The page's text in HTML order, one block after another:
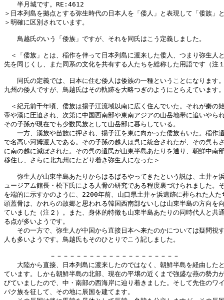
半月城です。RE:4612
＞日本列島を拠点とする弥生時代の日本人を「倭人」と表現して「倭族」
＞明確に区別されています。
鳥越氏のいう「倭族」ですが、それを同氏はこう定義しました。
＜「倭族」とは、稲作を伴って日本列島に渡来した倭人、つまり弥生人
先を同じくし、また同系の文化を共有する人たちを総称した用語です（注
同氏の定義では、日本に住む倭人は倭族の一種ということになります
九州の倭人ですが、鳥越氏はその軌跡を大略つぎのようにとらえています
＜紀元前千年頃、倭族は揚子江流域以南に広く住んでいた。それが秦の
帝や漢に圧迫され、次第に中国西南部や東南アジアの山岳地帯に追いやら
その子孫が現在でも少数民族として山岳部に暮らしている。
一方、漢族や苗族に押され、揚子江を東に向かった倭族もいた。稲作
で名高い河姆渡人である。その子孫の越人は呉に統合されたが、その呉も
に南の越に滅ぼされた。その呉の遺民が山東半島あたりを通り、朝鮮中南
移住し、さらに北九州にたどり着き弥生人になった＞
弥生人が山東半島あたりからはるばるやってきたという説は、土井ヶ
ュージアム館長・松下氏による人骨の研究である程度裏づけられました。
を端的に示すかのように、2200年前、山口県土井ヶ浜遺跡に葬られた人た
頭蓋骨は、かれらの故郷と思われる韓国西南部ないしは山東半島の方向を
ていました（注２）。また、身体的特徴も山東半島あたりの同時代人と共
る点が多いようです。
その一方で、弥生人が中国から直接日本へ来たのかについては疑問視
人も多いようです。鳥越氏もそのひとりでこう記しました。
－－－－－－－－－－－－－－－－－－－－
大陸から直接、日本列島に渡来したのではなく、朝鮮半島を経由した
ています。しかも朝鮮半島の北部、現在の平壌の近くまで強盛な燕の勢力
びていましたので、中・南部の西海岸に辿り着きました。そして先住のワ
パク族を征して、その地に辰国を建てます。